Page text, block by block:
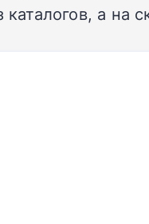
а на